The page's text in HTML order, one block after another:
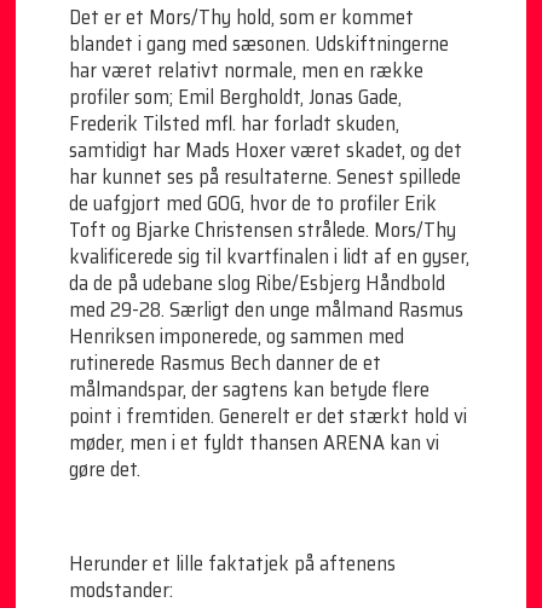
Det er et Mors/Thy hold, som er kommet
blandet i gang med sæsonen. Udskiftningerne
har været relativt normale, men en række
profiler som; Emil Bergholdt, Jonas Gade,
Frederik Tilsted mfl. har forladt skuden,
samtidigt har Mads Hoxer været skadet, og det
har kunnet ses på resultaterne. Senest spillede
de uafgjort med GOG, hvor de to profiler Erik
Toft og Bjarke Christensen strålede. Mors/Thy
kvalificerede sig til kvartfinalen i lidt af en gyser,
da de på udebane slog Ribe/Esbjerg Håndbold
med 29-28. Særligt den unge målmand Rasmus
Henriksen imponerede, og sammen med
rutinerede Rasmus Bech danner de et
målmandspar, der sagtens kan betyde flere
point i fremtiden. Generelt er det stærkt hold vi
møder, men i et fyldt thansen ARENA kan vi
gøre det.
Herunder et lille faktatjek på aftenens
modstander: